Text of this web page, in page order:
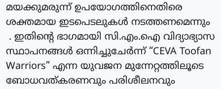
മയക്കുമരുന്ന് ഉപയോഗത്തിനെതിരെ
ശക്തമായ ഇടപെടലുകൾ നടത്തണമെന്നും
. ഇതിന്റെ ഭാഗമായി സി.എം.ഐ വിദ്യാഭ്യാസ
സ്ഥാപനങ്ങൾ ഒന്നിച്ചുചേർന്ന് “CEVA Toofan
Warriors” എന്ന യുവജന മുന്നേറ്റത്തിലൂടെ
ബോധവത്കരണവും പരിശീലനവും